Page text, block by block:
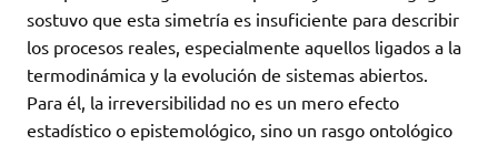
sostuvo que esta simetría es insuficiente para describir
los procesos reales, especialmente aquellos ligados a la
termodinámica y la evolución de sistemas abiertos.
Para él, la irreversibilidad no es un mero efecto
estadístico o epistemológico, sino un rasgo ontológico